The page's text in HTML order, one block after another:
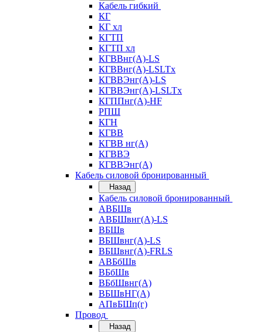
Кабель гибкий
КГ
КГ хл
КГТП
КГТП хл
КГВВнг(А)-LS
КГВВнг(А)-LSLTx
КГВВЭнг(А)-LS
КГВВЭнг(А)-LSLTx
КГППнг(А)-HF
РПШ
КГН
КГВВ
КГВВ нг(А)
КГВВЭ
КГВВЭнг(А)
Кабель силовой бронированный
Назад
Кабель силовой бронированный
АВБШв
АВБШвнг(А)-LS
ВБШв
ВБШвнг(А)-LS
ВБШвнг(А)-FRLS
АВБбШв
ВБбШв
ВБбШвнг(А)
ВБШвНГ(А)
АПвБШп(г)
Провод
Назад